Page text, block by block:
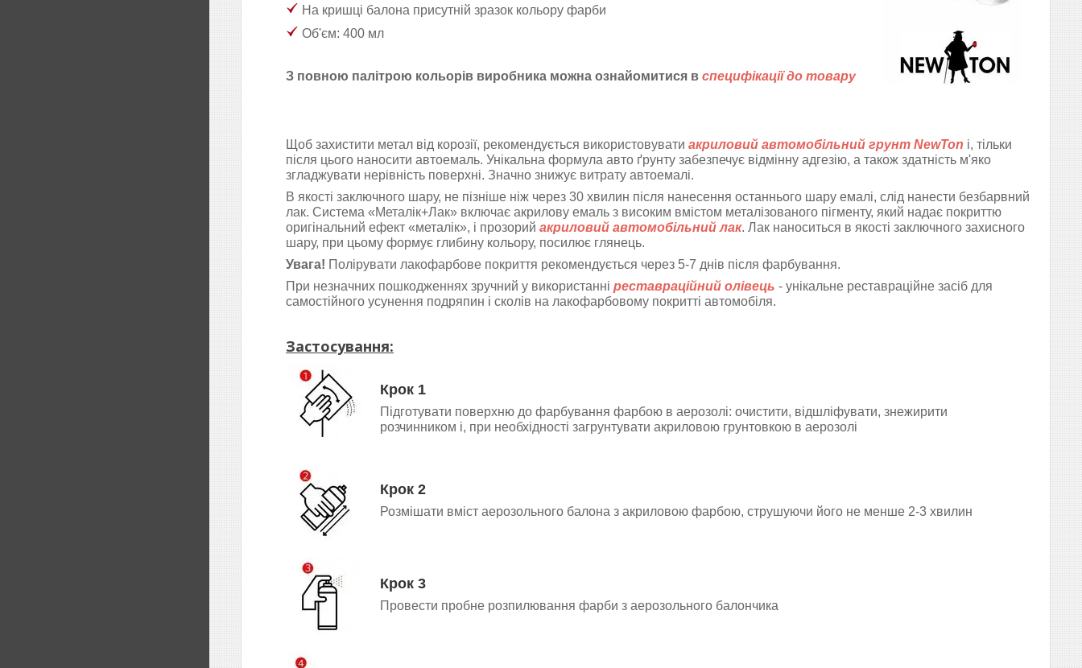
На кришці балона присутній зразок кольору фарби
Об'єм: 400 мл
З повною палітрою кольорів виробника можна ознайомитися в специфікації до товару
Щоб захистити метал від корозії, рекомендується використовувати акриловий автомобільний грунт NewTon і, тільки
після цього наносити автоемаль. Унікальна формула авто ґрунту забезпечує відмінну адгезію, а також здатність м'яко
згладжувати нерівність поверхні. Значно знижує витрату автоемалі.
В якості заключного шару, не пізніше ніж через 30 хвилин після нанесення останнього шару емалі, слід нанести безбарвний
лак. Система «Металік+Лак» включає акрилову емаль з високим вмістом металізованого пігменту, який надає покриттю
оригінальний ефект «металік», і прозорий акриловий автомобільний лак. Лак наноситься в якості заключного захисного
шару, при цьому формує глибину кольору, посилює глянець.
Увага! Полірувати лакофарбове покриття рекомендується через 5-7 днів після фарбування.
При незначних пошкодженнях зручний у використанні реставраційний олівець - унікальне реставраційне засіб для
самостійного усунення подряпин і сколів на лакофарбовому покритті автомобіля.
Застосування:
Крок 1
Підготувати поверхню до фарбування фарбою в аерозолі: очистити, відшліфувати, знежирити
розчинником і, при необхідності загрунтувати акриловою грунтовкою в аерозолі
Крок 2
Розмішати вміст аерозольного балона з акриловою фарбою, струшуючи його не менше 2-3 хвилин
Крок 3
Провести пробне розпилювання фарби з аерозольного балончика